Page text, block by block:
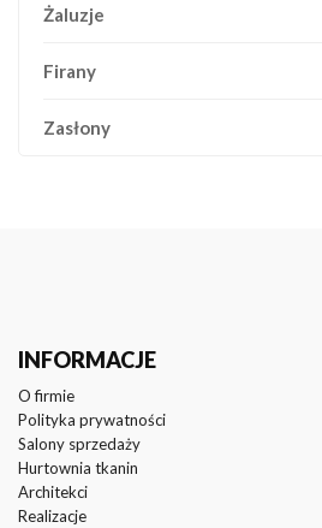
Żaluzje
Firany
Zasłony
INFORMACJE
O firmie
Polityka prywatności
Salony sprzedaży
Hurtownia tkanin
Architekci
Realizacje